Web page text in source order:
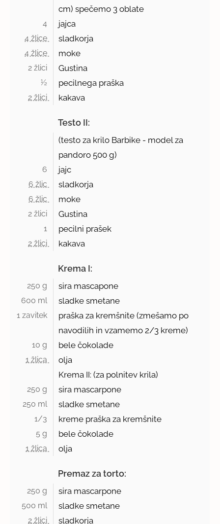
cm) spečemo 3 oblate
4 jajca
4 žlice sladkorja
4 žlice moke
2 žlici Gustina
½ pecilnega praška
2 žlici kakava
Testo II:
(testo za krilo Barbike - model za
pandoro 500 g)
6 jajc
6 žlic sladkorja
6 žlic moke
2 žlici Gustina
1 pecilni prašek
2 žlici kakava
Krema I:
250 g sira mascapone
600 ml sladke smetane
1 zavitek
praška za kremšnite (zmešamo po
navodilih in vzamemo2/3 kreme)
10 g bele čokolade
1 žlica
olja
Krema II: (za polnitev krila)
250 g sira mascarpone
250 ml sladke smetane
1/3 kreme praška za kremšnite
5 g bele čokolade
1 žlica olja
Premaz za torto:
250 g sira mascarpone
500 ml sladke smetane
2 žlici sladkorja